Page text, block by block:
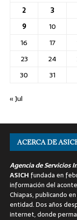
2
3
9
10
16
17
23
24
30
31
« Jul
ACERCA DE
Agencia de Servicios
ASICH fundada en
información del
Chiapas, publicando
entidad. Dos años
internet, donde